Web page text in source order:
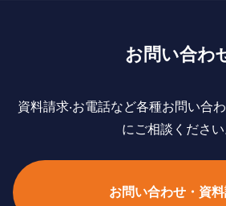
お問い合わ
資料請求‧お電話など各種お問い合
にご相談ください
お問い合わせ・資